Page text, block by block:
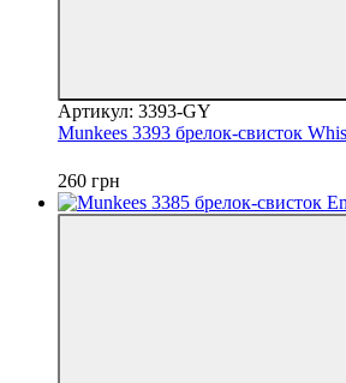
Артикул: 3393-GY
Munkees 3393 брелок-свисток
260 грн